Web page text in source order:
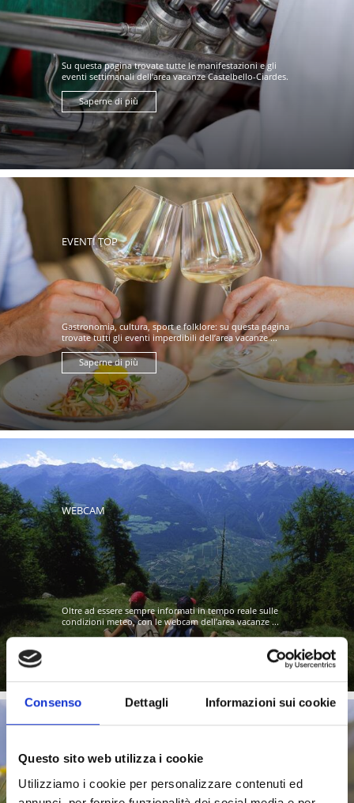
Consenso Dettagli Informazioni sui cookie
Questo sito web utilizza i cookie
Utilizziamo i cookie per personalizzare contenuti ed
Su questa pagina trovate tutte le manifestazioni e gli
eventi settimanali dell’area vacanze Castelbello-Ciardes.
Saperne di più
EVENTI TOP
Gastronomia, cultura, sport e folklore: su questa pagina
trovate tutti gli eventi imperdibili dell’area vacanze ...
Saperne di più
WEBCAM
Oltre ad essere sempre informati in tempo reale sulle
condizioni meteo, con le webcam dell’area vacanze ...
VIDEO